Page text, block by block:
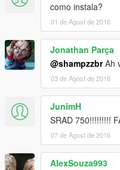
como instala?
01 de Agost de 2016
Jonathan Parça
@shampzzbrAh
03 de Agost de 2016
JunimH
SRAD 750!!!!!!!!!
07 de Agost de 2016
AlexSouza993